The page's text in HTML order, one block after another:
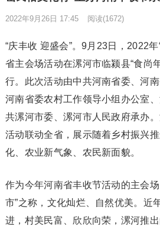
2022年9月26日 17:45 阅读(1672)
“庆丰收 迎盛会”。9月23日，2022
省主会场活动在漯河市临颍县“食尚
行。此次活动由中共河南省委、河
河南省委农村工作领导小组办公室
共漯河市委、漯河市人民政府承办
活动联动全省，展示随着乡村振兴
化、农业新气象、农民新面貌。
作为今年河南省丰收节活动的主会
市”之称，文化灿烂、自然优美。近
进，村美民富、欣欣向荣，漯河推